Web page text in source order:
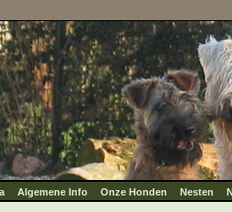
Algemene Info Onze Honden Nesten